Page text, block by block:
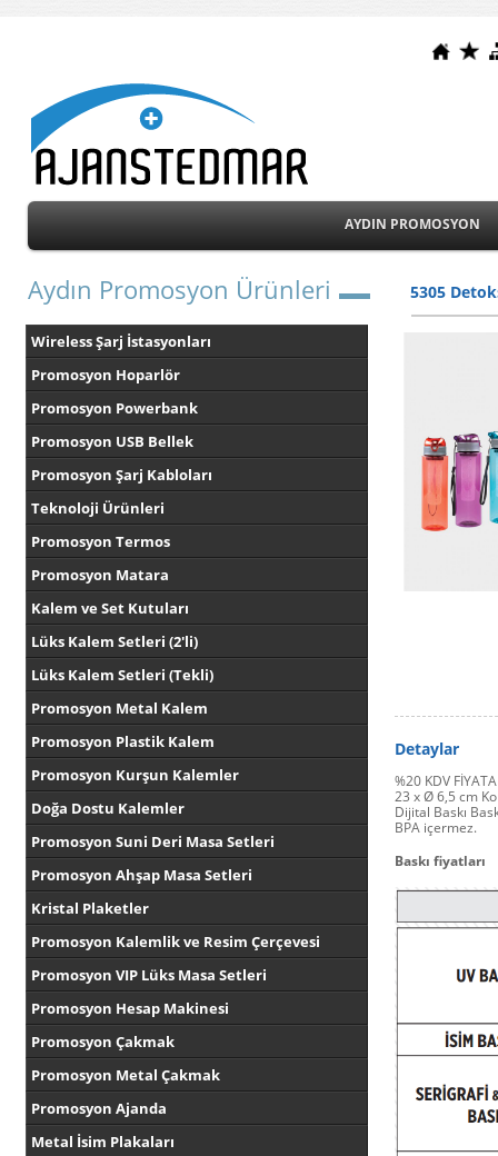
AYDIN PROMOSYON
Aydın Promosyon Ürünleri
Wireless Şarj İstasyonları
Promosyon Hoparlör
Promosyon Powerbank
Promosyon USB Bellek
Promosyon Şarj Kabloları
Teknoloji Ürünleri
Promosyon Termos
Promosyon Matara
Kalem ve Set Kutuları
Lüks Kalem Setleri (2'li)
Lüks Kalem Setleri (Tekli)
Promosyon Metal Kalem
Promosyon Plastik Kalem
Promosyon Kurşun Kalemler
Doğa Dostu Kalemler
Promosyon Suni Deri Masa Setleri
Promosyon Ahşap Masa Setleri
Kristal Plaketler
Promosyon Kalemlik ve Resim Çerçevesi
Promosyon VIP Lüks Masa Setleri
Promosyon Hesap Makinesi
Promosyon Çakmak
Promosyon Metal Çakmak
Promosyon Ajanda
Metal İsim Plakaları
5305
Detaylar
%20 KDV
23 x Ø 6,5 cm
Dijital Baskı
BPA içermez.
Baskı fiyatları